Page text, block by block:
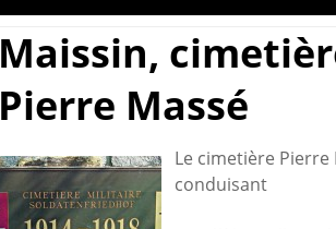
Maissin,
Pierre Massé
Le cimetière
conduisant